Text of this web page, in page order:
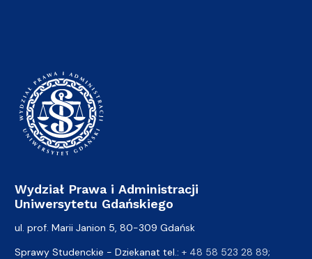
Wydział Prawa i Administracji
Uniwersytetu Gdańskiego
ul. prof. Marii Janion 5, 80-309 Gdańsk
Sprawy Studenckie - Dziekanat tel.: + 48 58 523 28 89;